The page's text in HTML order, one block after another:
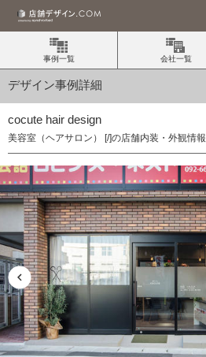
事例一覧 会社一覧
デザイン事例詳細
cocute hair design
美容室（ヘアサロン） [/]の店舗内装・外観情報